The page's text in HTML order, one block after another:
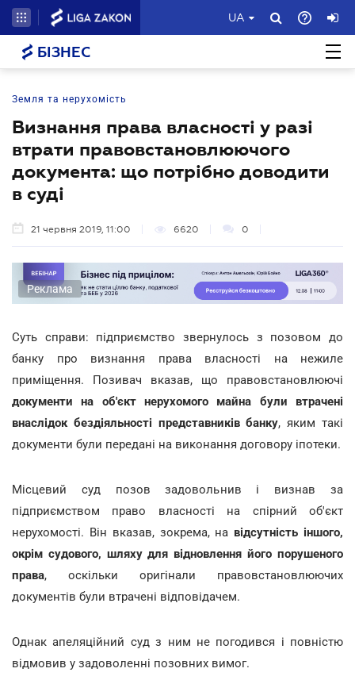
UA
БІЗНЕС
Земля та нерухомість
Визнання права власності у разі
втрати правовстановлюючого
документа: що потрібно доводити
в суді
21 червня 2019, 11:00 6620 0
Реклама
Суть справи: підприємство звернулось з позовом до
банку про визнання права власності на нежиле
приміщення. Позивач вказав, що правовстановлюючі
документи на об'єкт нерухомого майна були втрачені
внаслідок бездіяльності представників банку, яким такі
документи були передані на виконання договору іпотеки.
Місцевий суд позов задовольнив і визнав за
підприємством право власності на спірний об'єкт
нерухомості. Він вказав, зокрема, на відсутність іншого,
окрім судового, шляху для відновлення його порушеного
права, оскільки оригінали правовстановлюючих
документів були втрачені відповідачем.
Однак апеляційний суд з ним не погодився і повністю
відмовив у задоволенні позовних вимог.